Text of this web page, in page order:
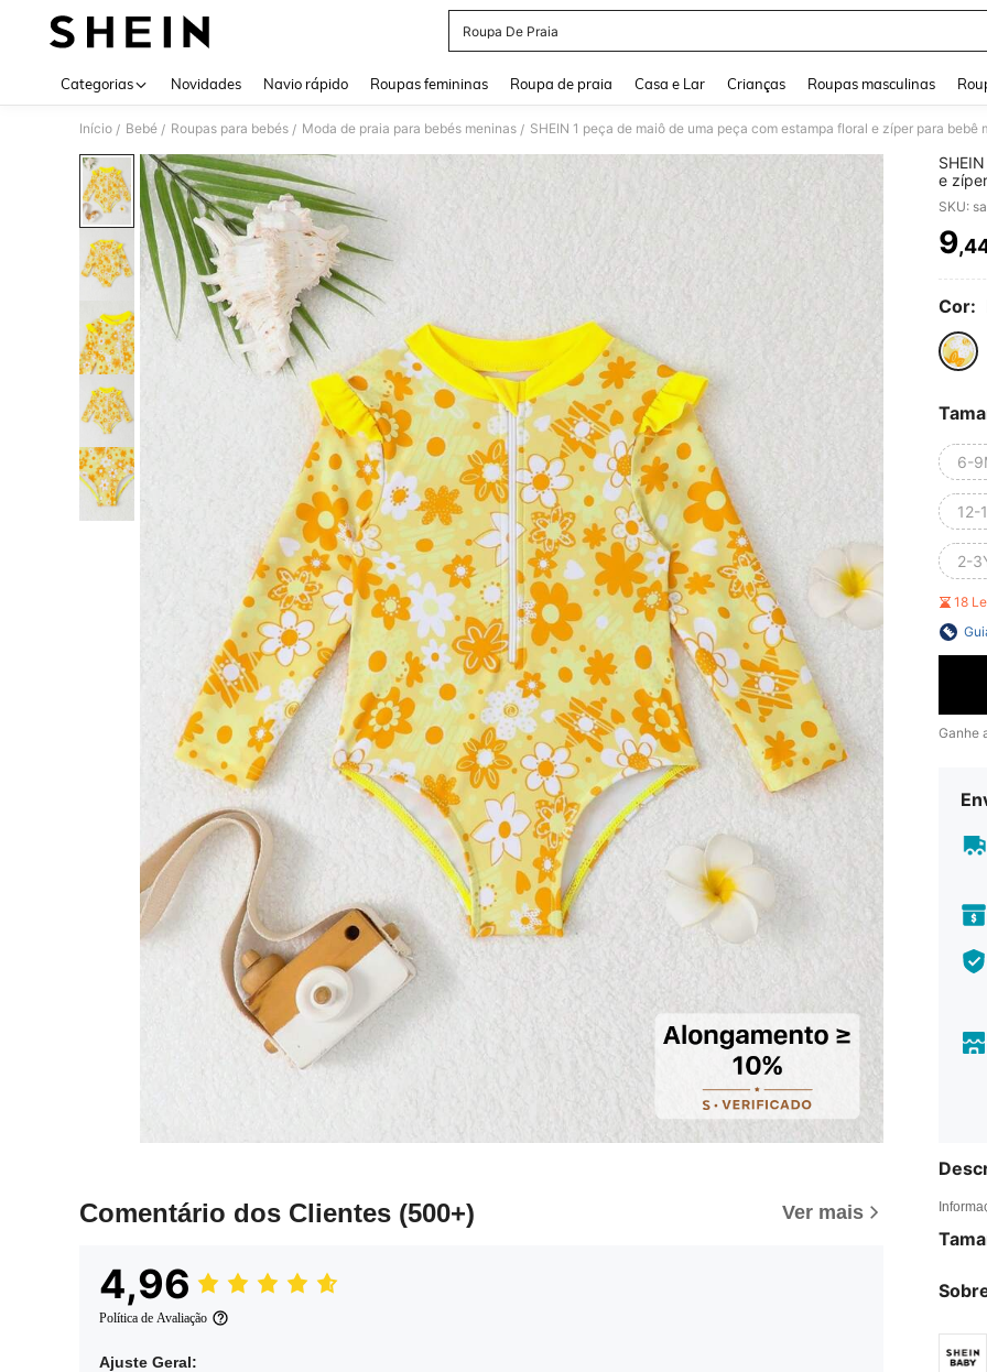
Roupa De Praia
Categorias Novidades Navio rápido Roupas femininas Roupa de praia Casa e Lar Crianças Roupas masculinas
Início / Bebé / Roupas para bebés / Moda de praia para bebés meninas / SHEIN 1 peça de maiô de uma peça com estampa floral e zíper para bebê
Comentário dos Clientes (500+) Ver mais
4,96
Política de Avaliação
Ajuste Geral:
e
SKU:
9
Cor:
6-
12-
2-
18
Ganhe